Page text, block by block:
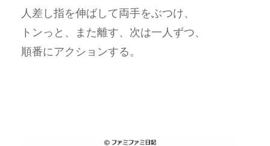
人差し指を伸ばして両手をぶつけ、
トンっと、また離す、次は一人ずつ、
順番にアクションする。